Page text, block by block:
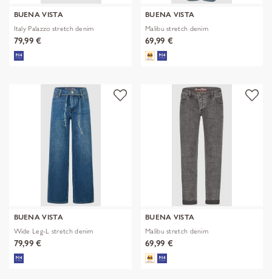
BUENA VISTA
Italy Palazzo stretch denim
79,99 €
BUENA VISTA
Malibu stretch denim
69,99 €
BUENA VISTA
Wide Leg-L stretch denim
79,99 €
BUENA VISTA
Malibu stretch denim
69,99 €